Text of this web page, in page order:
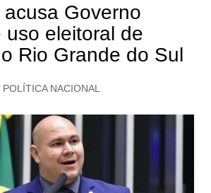
Governo
uso eleitoral de
Rio Grande do Sul
POLÍTICA NACIONAL